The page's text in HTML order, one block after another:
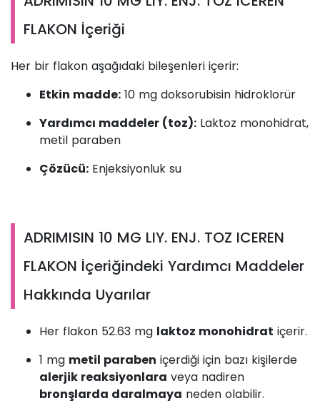
FLAKON İçeriği
Her bir flakon aşağıdaki bileşenleri içerir:
Etkin madde: 10 mg doksorubisin hidroklorür
Yardımcı maddeler (toz): Laktoz monohidrat,
metil paraben
Çözücü: Enjeksiyonluk su
ADRIMISIN 10 MG LIY. ENJ. TOZ ICEREN
FLAKON İçeriğindeki Yardımcı Maddeler
Hakkında Uyarılar
Her flakon 52.63 mg laktoz monohidrat içerir.
1 mg metil paraben içerdiği için bazı kişilerde
alerjik reaksiyonlara veya nadiren
bronşlarda daralmaya neden olabilir.